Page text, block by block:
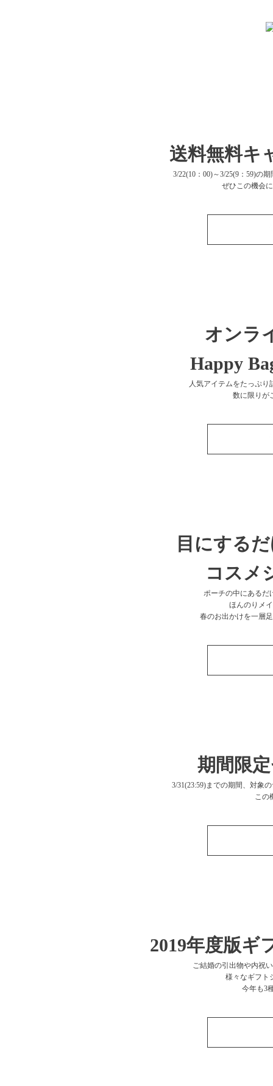
送料無料キ
3/22(10：00)～3/25(9：59)の
ぜひこの機会
オンラ
Happy
人気アイテムをたっぷ
数に限りが
目にする
コスメ
ポーチの中にあるだ
ほんのりメ
春のお出かけを一層
期間限
3/31(23:59)までの期間、対象
この
2019年度版ギ
ご結婚の引出物や内祝
様々なギフト
今年も3